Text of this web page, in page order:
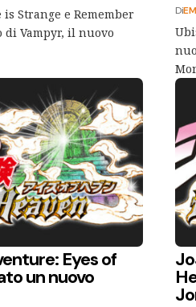
Strange e Remember
di Vampyr, il nuovo
Di
Eyes of
un nuovo